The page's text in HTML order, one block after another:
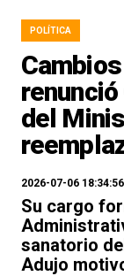
POLÍTICA
renunció
del
2026-07-06 18:34:56
Su cargo
sanatorio
Adujo